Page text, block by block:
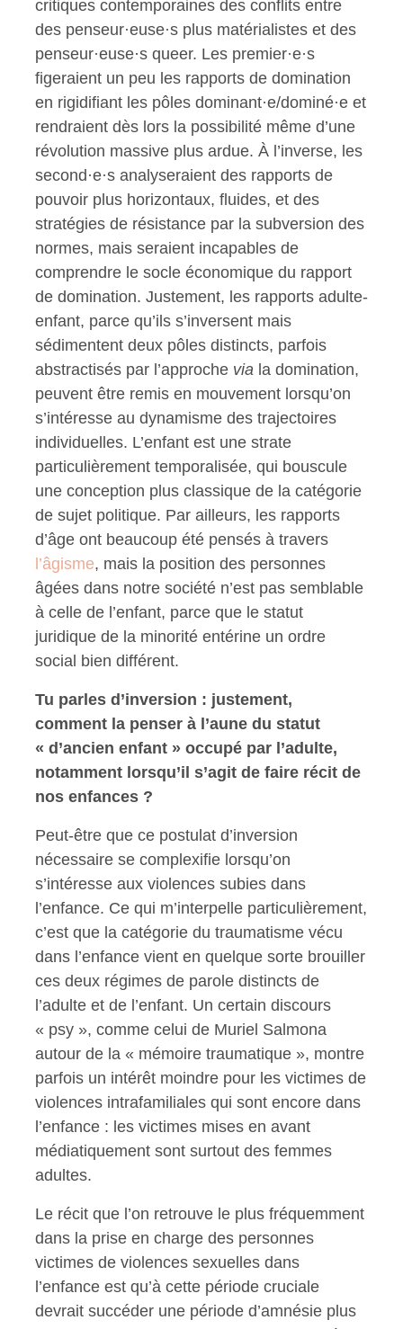
critiques contemporaines des conflits entre
des penseur·euse·s plus matérialistes et des
penseur·euse·s queer. Les premier·e·s
figeraient un peu les rapports de domination
en rigidifiant les pôles dominant·e/dominé·e et
rendraient dès lors la possibilité même d’une
révolution massive plus ardue. À l’inverse, les
second·e·s analyseraient des rapports de
pouvoir plus horizontaux, fluides, et des
stratégies de résistance par la subversion des
normes, mais seraient incapables de
comprendre le socle économique du rapport
de domination. Justement, les rapports adulte-
enfant, parce qu’ils s’inversent mais
sédimentent deux pôles distincts, parfois
abstractisés par l’approche via la domination,
peuvent être remis en mouvement lorsqu’on
s’intéresse au dynamisme des trajectoires
individuelles. L’enfant est une strate
particulièrement temporalisée, qui bouscule
une conception plus classique de la catégorie
de sujet politique. Par ailleurs, les rapports
d’âge ont beaucoup été pensés à travers
l’âgisme, mais la position des personnes
âgées dans notre société n’est pas semblable
à celle de l’enfant, parce que le statut
juridique de la minorité entérine un ordre
social bien différent.
Tu parles d’inversion : justement,
comment la penser à l’aune du statut
« d’ancien enfant » occupé par l’adulte,
notamment lorsqu’il s’agit de faire récit de
nos enfances ?
Peut-être que ce postulat d’inversion
nécessaire se complexifie lorsqu’on
s’intéresse aux violences subies dans
l’enfance. Ce qui m’interpelle particulièrement,
c’est que la catégorie du traumatisme vécu
dans l’enfance vient en quelque sorte brouiller
ces deux régimes de parole distincts de
l’adulte et de l’enfant. Un certain discours
« psy », comme celui de Muriel Salmona
autour de la « mémoire traumatique », montre
parfois un intérêt moindre pour les victimes de
violences intrafamiliales qui sont encore dans
l’enfance : les victimes mises en avant
médiatiquement sont surtout des femmes
adultes.
Le récit que l’on retrouve le plus fréquemment
dans la prise en charge des personnes
victimes de violences sexuelles dans
l’enfance est qu’à cette période cruciale
devrait succéder une période d’amnésie plus